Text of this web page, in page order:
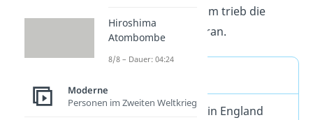
werden. Das wiederum trieb die
Industrialisierung voran.
Je mehr Menschen in England
Hiroshima
Atombombe
8/8 – Dauer: 04:24
Moderne
Personen im Zweiten Weltkrieg